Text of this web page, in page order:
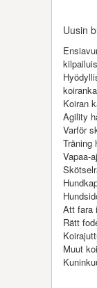
Uusin
Koiran
Agility
Varför
Träning
Vapaa-
Att fara
Rätt
Muut